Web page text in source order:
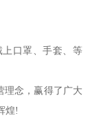
口罩、手套、等
理念，赢得了广大
煌!